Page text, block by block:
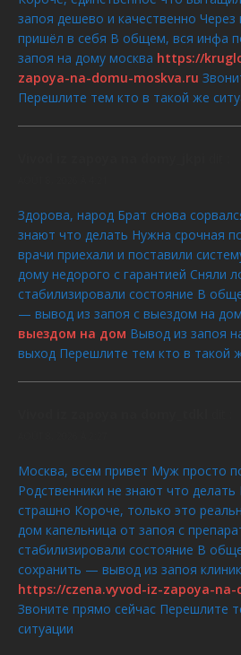
запоя дешево и качественно Через
пришёл в себя В общем, вся инфа
запоя на дому москва https://
zapoya-na-domu-moskva.ru
Перешлите тем кто в такой же
Здорова, народ Брат снова
знают что делать Нужна срочная
врачи приехали и поставили
дому недорого с гарантией Сняли
стабилизировали состояние В
— вывод из запоя с выездом на дом
выездом на дом Вывод из запоя
выход Перешлите тем кто в такой
Москва, всем привет Муж просто
Родственники не знают что
страшно Короче, только это
дом капельница от запоя с
стабилизировали состояние В
сохранить — вывод из запоя
https://czena.vyvod-iz-zapoya-na-
Звоните прямо сейчас Перешлите
ситуации